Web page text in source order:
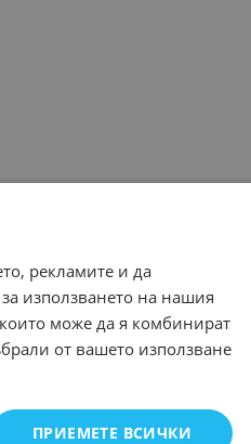
рекламите и да
използването на нашия
може да я комбинират
от вашето използване
ПРИЕМЕТЕ ВСИЧКИ